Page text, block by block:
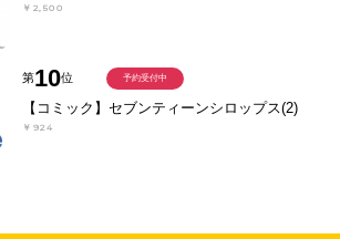
￥2,500
第10位
【コミック】セブンティーンシロップス(2)
￥924
予約受付中